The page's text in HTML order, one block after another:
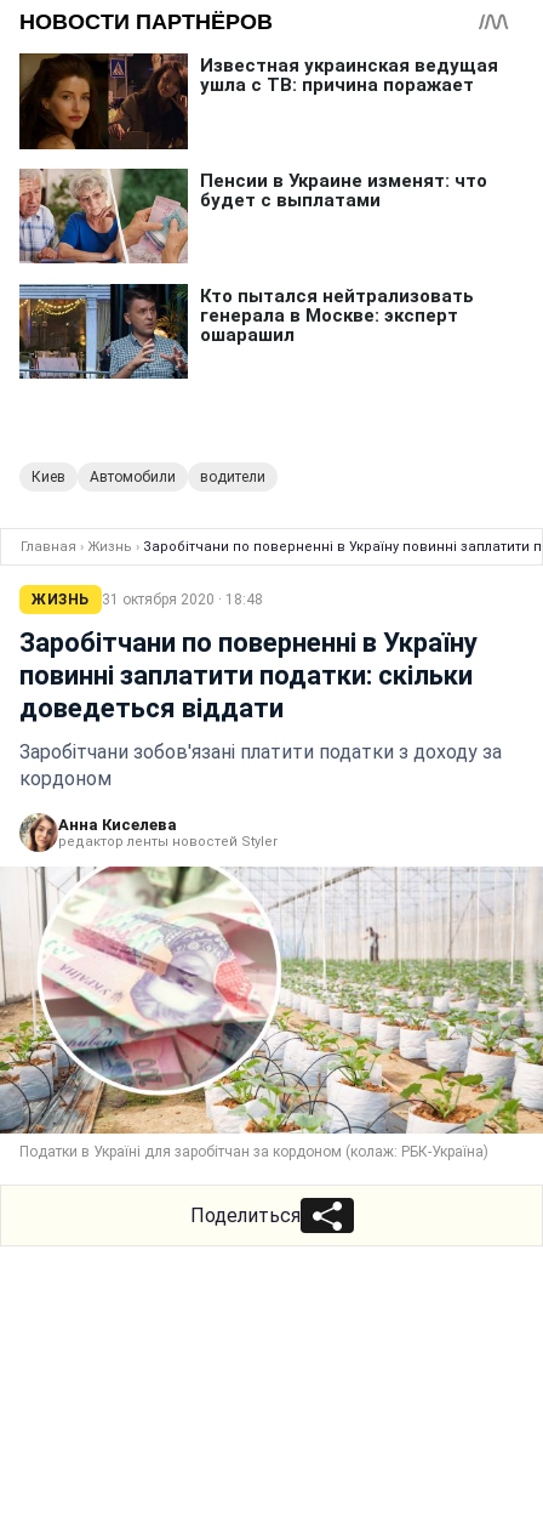
Киев Автомобили водители
Главная › Жизнь › Заробітчани по поверненні в Україну повинні заплатити
ЖИЗНЬ 31 октября 2020 · 18:48
Заробітчани по поверненні в Україну
повинні заплатити податки: скільки
доведеться віддати
Заробітчани зобов'язані платити податки з доходу за
кордоном
Анна Киселева
редактор ленты новостей Styler
Податки в Україні для заробітчан за кордоном (колаж: РБК-Україна)
Поделиться